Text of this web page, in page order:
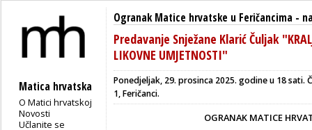
Matica hrvatska
O Matici hrvatskoj
Novosti
Učlanite se
Ogranak Matice hrvatske u Feričancima -
Predavanje Snježane Klarić Čuljak
LIKOVNE UMJETNOSTI"
Ponedjeljak, 29. prosinca 2025. godine u 18 sati.
1, Feričanci.
OGRANAK MATICE